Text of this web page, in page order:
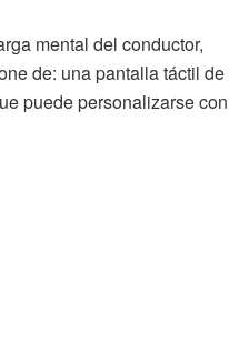
mental del conductor,
de: una pantalla táctil de
puede personalizarse con